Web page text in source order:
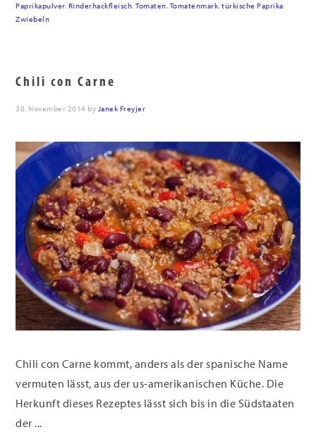
Paprikapulver, Rinderhackfleisch,Tomaten, Tomatenmark,türkische Paprika,
Zwiebeln
Chili con Carne
30. November 2014 by Janek Freyjer
Chili con Carne kommt, anders als der spanische Name
vermuten lässt, aus der us-amerikanischen Küche. Die
Herkunft dieses Rezeptes lässt sich bis in die Südstaaten
der ...